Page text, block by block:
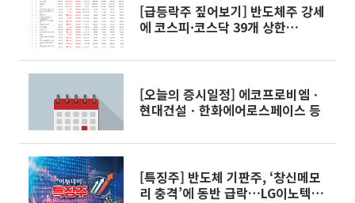
[급등락주 짚어보기] 반도체주 강세
에 코스피·코스닥 39개 상한
[오늘의 증시일정] 에코프로비엠ㆍ
현대건설ㆍ한화에어로스페이스 등
[특징주] 반도체 기판주, ‘창신메모
리 충격’에 동반 급락…LG이노텍